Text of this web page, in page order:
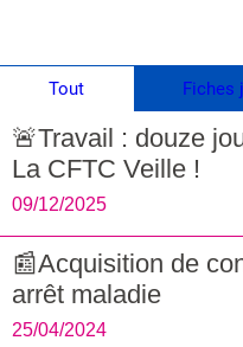
Tout Fiches
🚨Travail : douze
La CFTC Veille !
09/12/2025
📰Acquisition de
arrêt maladie
25/04/2024